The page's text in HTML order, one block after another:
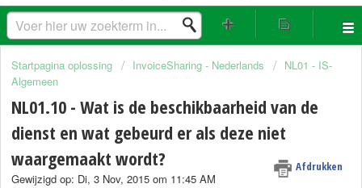
Startpagina oplossing InvoiceSharing - Nederlands
NL01 - IS-
Algemeen
NL01.10 - Wat is de beschikbaarheid van de
dienst en wat gebeurd er als deze niet
waargemaakt wordt?
Afdrukken
Gewijzigd op: Di, 3 Nov, 2015 om 11:45 AM